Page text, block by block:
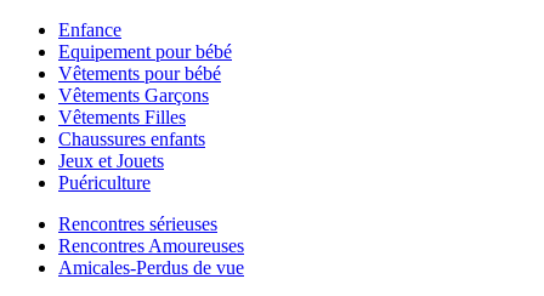
Enfance
Equipement pour bébé
Vêtements pour bébé
Vêtements Garçons
Vêtements Filles
Chaussures enfants
Jeux et Jouets
Puériculture
Rencontres sérieuses
Rencontres Amoureuses
Amicales-Perdus de vue